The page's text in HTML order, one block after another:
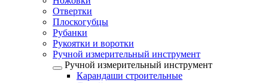
Отвертки
Плоскогубцы
Рубанки
Рукоятки и воротки
Ручной измерительный инструмент
Ручной измерительный инструмент
Карандаши строительные